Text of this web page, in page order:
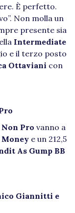
È perfetto.
Non molla un
presente sia
Intermediate
e il terzo posto
Ottaviani con
Pro vanno a
e un 212,5
As Gump BB
Giannitti e